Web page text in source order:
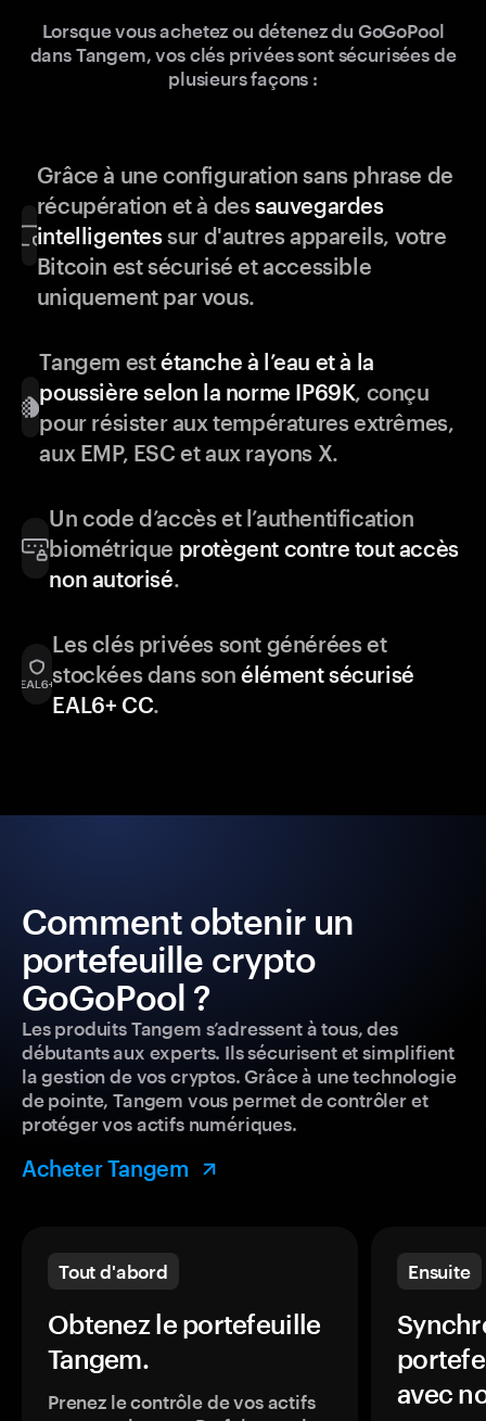
Lorsque vous achetez ou détenez du GoGoPool
dans Tangem, vos clés privées sont sécurisées de
plusieurs façons :
Grâce à une configuration sans phrase de
récupération et à dessauvegardes
intelligentessur d'autres appareils, votre
Bitcoin est sécurisé et accessible
uniquement par vous.
Tangem estétanche à l’eau et à la
poussière selon la norme IP69K, conçu
pour résister aux températures extrêmes,
aux EMP, ESC et aux rayons X.
Un code d’accès et l’authentification
biométrique protègent contre tout accès
non autorisé.
Les clés privées sont générées et
stockées dans sonélément sécurisé
EAL6+ CC.
Comment obtenir un
portefeuille crypto
GoGoPool ?
Les produits Tangem s’adressent à tous, des
débutants aux experts. Ils sécurisent et simplifient
la gestion de vos cryptos. Grâce à une technologie
de pointe, Tangem vous permet de contrôler et
protéger vos actifs numériques.
Acheter Tangem
Tout d'abord
Obtenez le portefeuille
Tangem.
Prenez le contrôle de vos actifs
Ensuite
avec